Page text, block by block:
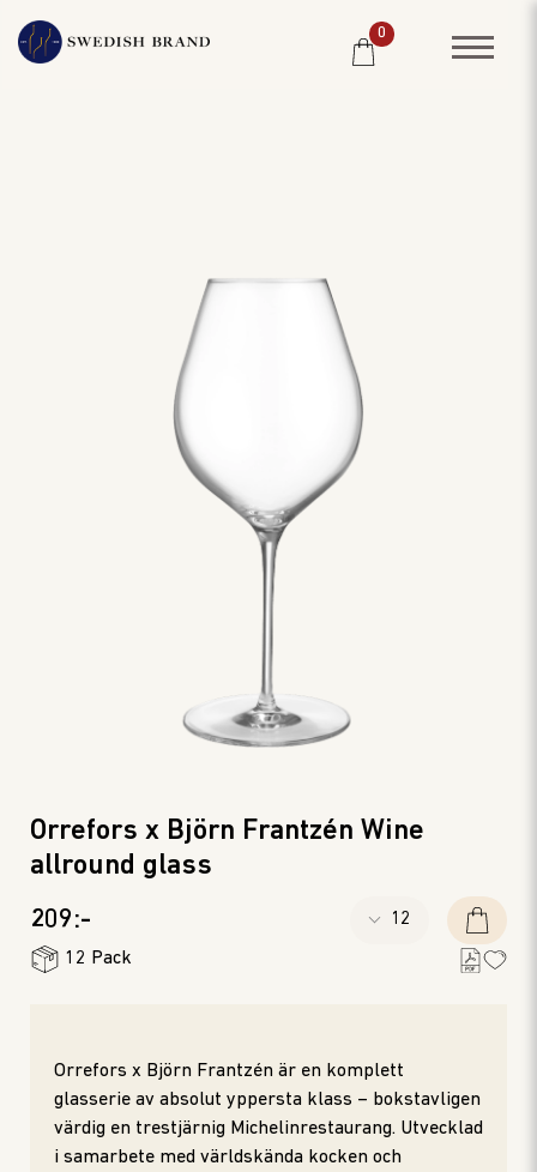
KUNDPORTRÄTT
0
Orrefors x Björn Frantzén Wine
allround glass
209:-
12 Pack
Orrefors x Björn Frantzén är en komplett
glasserie av absolut yppersta klass – bokstavligen
värdig en trestjärnig Michelinrestaurang. Utvecklad
i samarbete med världskända kocken och